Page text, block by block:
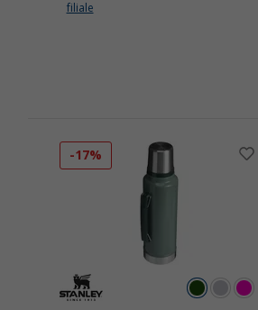
filiale
-17%